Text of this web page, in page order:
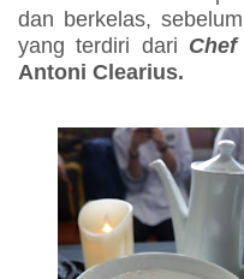
dan berkelas,
yang terdiri dari Chef
Antoni Clearius.